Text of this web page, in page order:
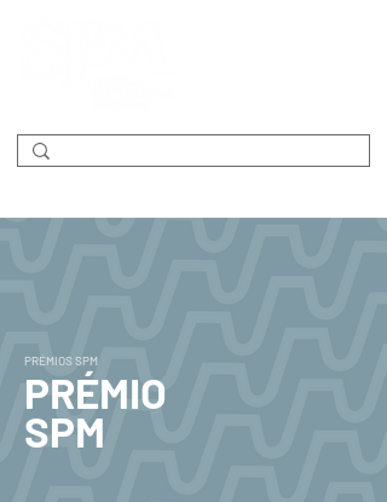
PRÉMIOS SPM
PRÉMIO
SPM